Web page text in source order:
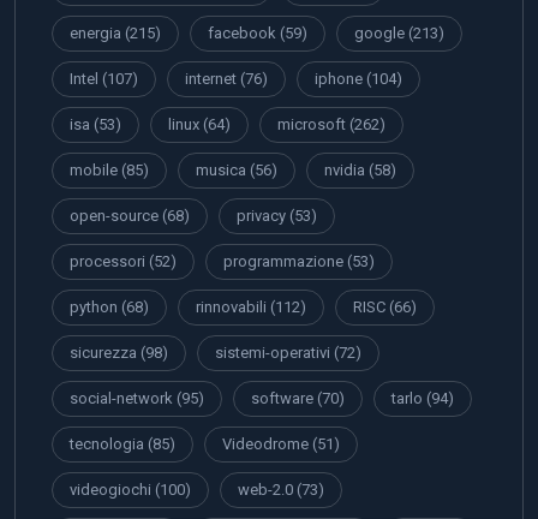
energia (215) facebook (59) google (213)
Intel (107) internet (76) iphone (104)
isa (53) linux (64) microsoft (262)
mobile (85) musica (56) nvidia (58)
open-source (68) privacy (53)
processori (52) programmazione (53)
python (68) rinnovabili (112) RISC (66)
sicurezza (98) sistemi-operativi (72)
social-network (95) software (70) tarlo (94)
tecnologia (85) Videodrome (51)
videogiochi (100) web-2.0 (73)